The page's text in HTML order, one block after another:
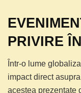
PRIVIRE
Într-o lume
impact direct
acestea prezentate